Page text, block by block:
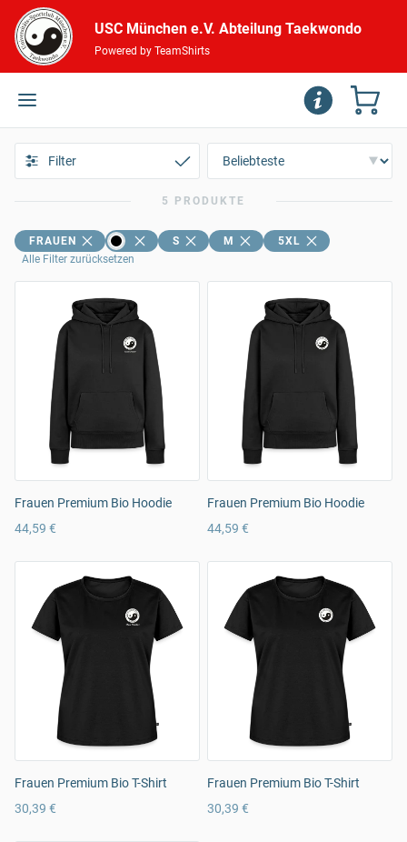
USC München e.V. Abteilung Taekwondo
Powered by TeamShirts
Filter
5 PRODUKTE
FRAUEN S M
5XL
Alle Filter zurücksetzen
Frauen Premium Bio Hoodie
44,59 €
Frauen Premium Bio Hoodie
44,59 €
Frauen Premium Bio T-Shirt
30,39 €
Frauen Premium Bio T-Shirt
30,39 €